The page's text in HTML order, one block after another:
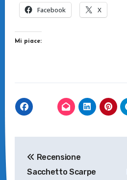
Facebook X
Mi piace:
articoli
Recensione
Sacchetto Scarpe